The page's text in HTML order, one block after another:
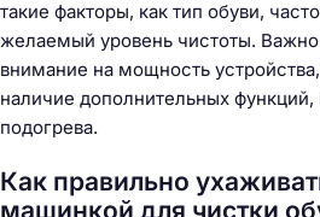
такие факторы, как тип обуви,
желаемый уровень чистоты. Важно
внимание на мощность
наличие дополнительных
подогрева.
Как правильно
машинкой для чистки